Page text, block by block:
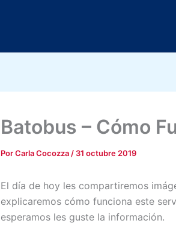
Batobus – Cómo
PorCarla Cocozza / 31 octubre 2019
El día de hoy les compartiremos
explicaremos cómo funciona este
esperamos les guste la información.